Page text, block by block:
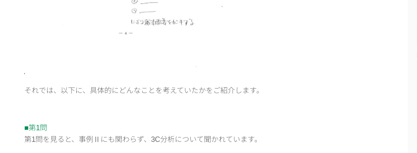
それでは、以下に、具体的にどんなことを考えていたかをご紹介します。
■第1問
第1問を見ると、事例Ⅱにも関わらず、3C分析について聞かれています。